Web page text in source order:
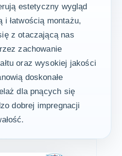
estetyczny wygląd
i łatwością montażu,
z otaczającą nas
zachowanie
oraz wysokiej jakości
doskonałe
dla pnących się
dobrej impregnacji